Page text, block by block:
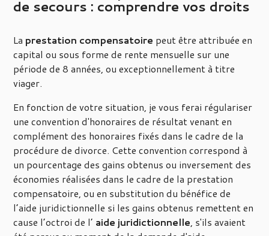
de secours : comprendre vos droits
La prestation compensatoire peut être attribuée en
capital ou sous forme de rente mensuelle sur une
période de 8 années, ou exceptionnellement à titre
viager.
En fonction de votre situation, je vous ferai régulariser
une convention d'honoraires de résultat venant en
complément des honoraires fixés dans le cadre de la
procédure de divorce. Cette convention correspond à
un pourcentage des gains obtenus ou inversement des
économies réalisées dans le cadre de la prestation
compensatoire, ou en substitution du bénéfice de
l’aide juridictionnelle si les gains obtenus remettent en
cause l’octroi de l’ aide juridictionnelle , s'ils avaient